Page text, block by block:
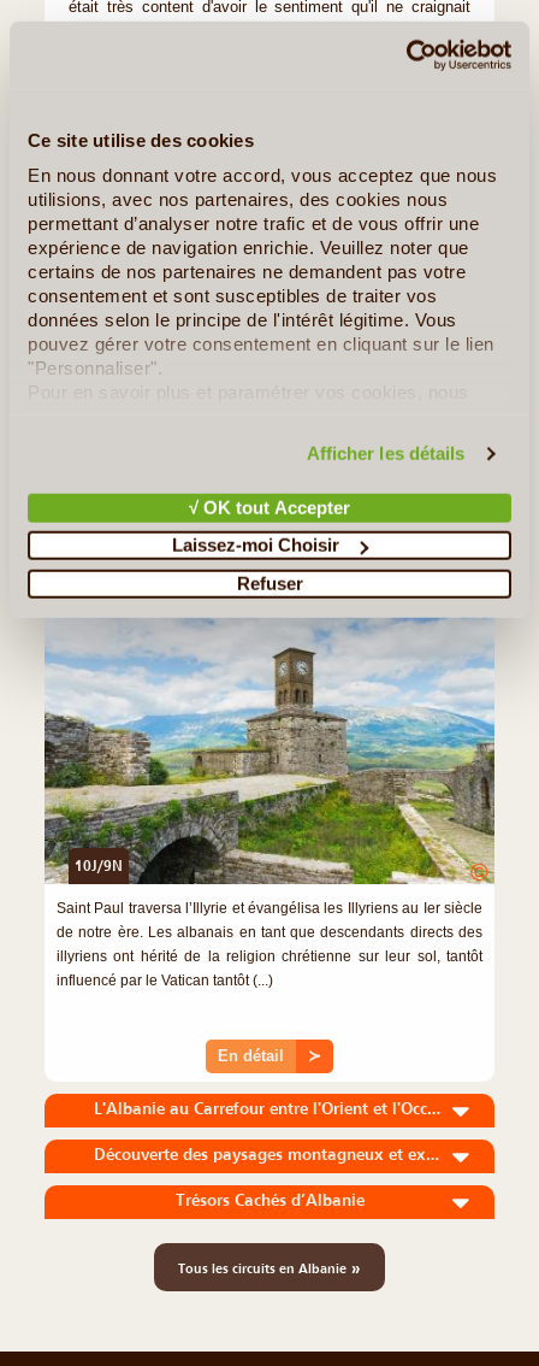
Ce site utilise des cookies
En nous donnant votre accord, vous acceptez que nous
utilisions, avec nos partenaires, des cookies nous
permettant d’analyser notre trafic et de vous offrir une
expérience de navigation enrichie. Veuillez noter que
certains de nos partenaires ne demandent pas votre
consentement et sont susceptibles de traiter vos
données selon le principe de l'intérêt légitime. Vous
pouvez gérer votre consentement en cliquant sur le lien
"Personnaliser".
Pour en savoir plus et paramétrer vos cookies, nous
Afficher les détails
√ OK tout Accepter
Laissez-moi Choisir
Refuser
était très content d'avoir le sentiment qu'il ne craignait
pas grand chose au vu des conditions de circulation... Et
on a apprécié à plusieurs reprises que ce soit un 4x4....
Encore nos excuses pour le retard.
Bien à vous.
Patrick M.
Quelques Idées de Voyages en Albanie
Patrimoine d’Albanie
10J/9N ©
Saint Paul traversa l’Illyrie et évangélisa les Illyriens au Ier siècle
de notre ère. Les albanais en tant que descendants directs des
illyriens ont hérité de la religion chrétienne sur leur sol, tantôt
influencé par le Vatican tantôt (...)
En détail ≻
L'Albanie au Carrefour entre l'Orient et l'Occident
Découverte des paysages montagneux et excursion balnéaire dans le sud
Trésors Cachés d’Albanie
Tous les circuits en Albanie »